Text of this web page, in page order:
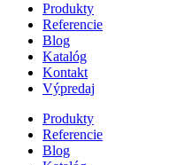
Produkty
Referencie
Blog
Katalóg
Kontakt
Výpredaj
Produkty
Referencie
Blog